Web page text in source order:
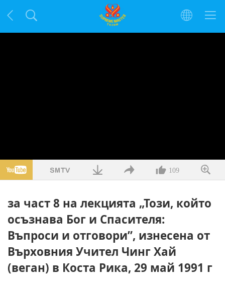
109
за част 8 на лекцията „Този, който
осъзнава Бог и Спасителя:
Въпроси и отговори”, изнесена от
Върховния Учител Чинг Хай
(веган) в Коста Рика, 29 май 1991 г